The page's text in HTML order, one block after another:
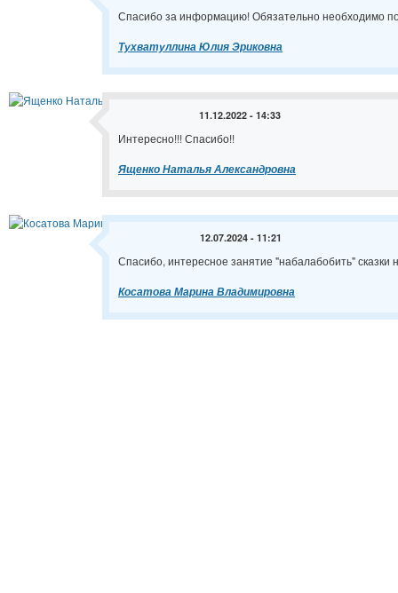
Спасибо за информацию! Обязательно необходимо
Тухватуллина Юлия Эриковна
11.12.2022 - 14:33
Интересно!!! Спасибо!!
Ященко Наталья Александровна
12.07.2024 - 11:21
Спасибо, интересное занятие "набалабобить"
Косатова Марина Владимировна